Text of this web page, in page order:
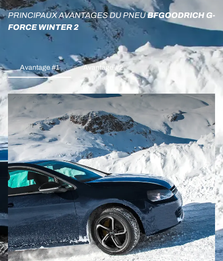
PRINCIPAUX AVANTAGES DU PNEUBFGOODRICH G-
FORCE WINTER 2
Avantage #1 Avantage #2